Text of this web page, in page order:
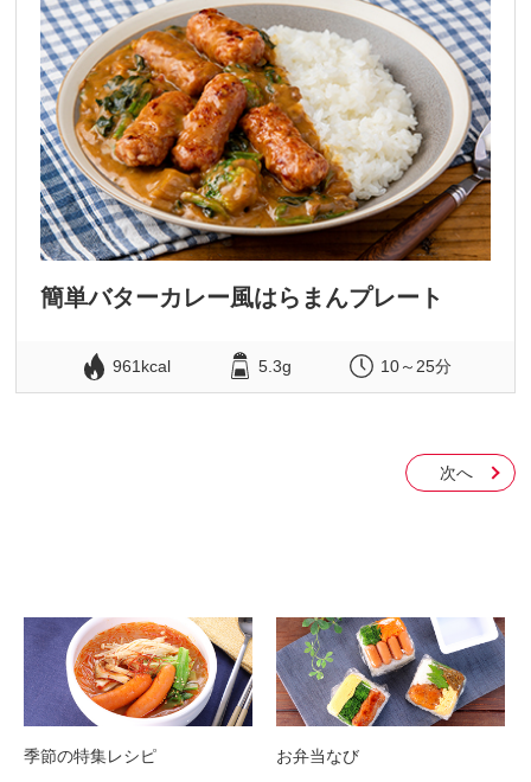
簡単バターカレー風はらまんプレート
961kcal 5.3g 10～25分
次へ
季節の特集レシピ お弁当なび